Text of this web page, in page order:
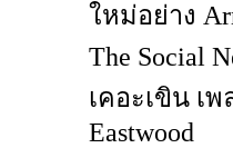
ใหม่อย่าง
The Social
เคอะเขิน เ
Eastwood